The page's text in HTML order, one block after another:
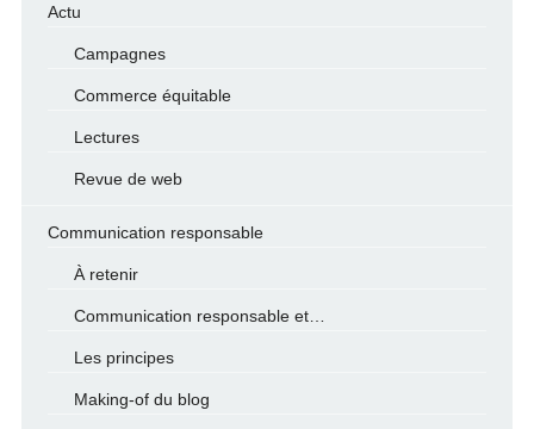
Actu
Campagnes
Commerce équitable
Lectures
Revue de web
Communication responsable
À retenir
Communication responsable et…
Les principes
Making-of du blog